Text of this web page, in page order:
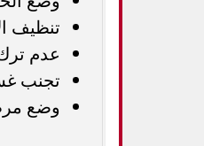
تنظيف
عدم
تجنب
وضع